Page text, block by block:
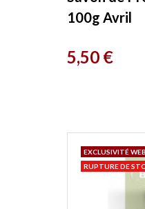
100g Avril
Prix
5,50 €
EXCLUSIVITÉ WEB
RUPTURE DE